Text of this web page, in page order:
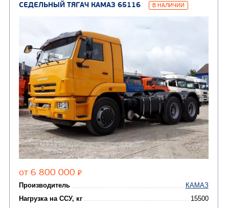
АВТОБУСЫ
Вахтовые автобусы
АВТОЦИСТЕРНЫ
Автотопливозаправщики
CHAMELEON (г. Егорьевск)
Молоковозы, водовозы(7)
Автогудронаторы(8)
Крано-
КОММУНАЛЬНАЯ
ТЕХНИКА
Комбинированные
машины(18)
Вакуумные машины
Илососные машины
Каналопромывочные
Мусоровозы